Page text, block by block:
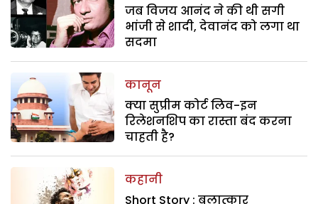
जब विजय आनंद ने की थी सगी
भांजी से शादी, देवानंद को लगा था
सदमा
कानून
क्या सुप्रीम कोर्ट लिव-इन
रिलेशनशिप का रास्ता बंद करना
चाहती है?
कहानी
Short Story : बलात्कार